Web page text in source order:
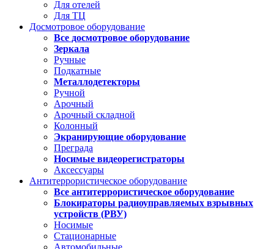
Для отелей
Для ТЦ
Досмотровое оборудование
Все досмотровое оборудование
Зеркала
Ручные
Подкатные
Металлодетекторы
Ручной
Арочный
Арочный складной
Колонный
Экранирующие оборудование
Преграда
Носимые видеорегистраторы
Аксессуары
Антитеррористическое оборудование
Все антитеррористическое оборудование
Блокираторы радиоуправляемых взрывных
устройств (РВУ)
Носимые
Стационарные
Автомобильные